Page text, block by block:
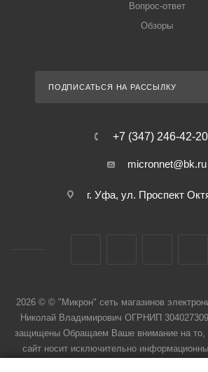
Вопрос-ответ
Обзоры
ПОДПИСАТЬСЯ НА РАССЫЛКУ
+7 (347) 246-42-20
micronnet@bk.ru
г. Уфа, ул. Проспект
2026 © © "Микрон" сеть магазинов
Николай Владимирович ОГРНИП
защищены Обращаем Ваше внимание на то,
сайт носит исключительно